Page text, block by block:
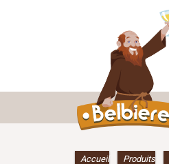
Accueil» Produits»